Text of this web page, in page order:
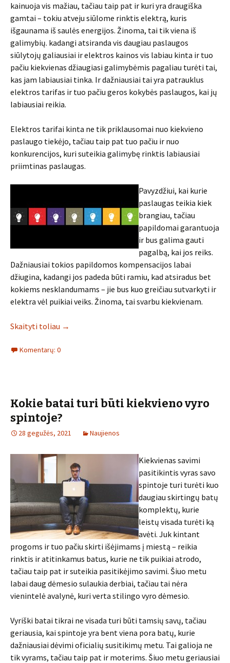
kainuoja vis mažiau, tačiau taip pat ir kuri yra draugiška
gamtai – tokiu atveju siūlome rinktis elektrą, kuris
išgaunama iš saulės energijos. Žinoma, tai tik viena iš
galimybių. kadangi atsiranda vis daugiau paslaugos
siūlytojų galiausiai ir elektros kainos vis labiau kinta ir tuo
pačiu kiekvienas džiaugiasi galimybėmis pagaliau turėti tai,
kas jam labiausiai tinka. Ir dažniausiai tai yra patrauklus
elektros tarifas ir tuo pačiu geros kokybės paslaugos, kai jų
labiausiai reikia.
Elektros tarifai kinta ne tik priklausomai nuo kiekvieno
paslaugo tiekėjo, tačiau taip pat tuo pačiu ir nuo
konkurencijos, kuri suteikia galimybę rinktis labiausiai
priimtinas paslaugas.
Pavyzdžiui, kai kurie
paslaugas teikia kiek
brangiau, tačiau
papildomai garantuoja
ir bus galima gauti
pagalbą, kai jos reiks.
Dažniausiai tokios papildomos kompensacijos labai
džiugina, kadangi jos padeda būti ramiu, kad atsiradus bet
kokiems nesklandumams – jie bus kuo greičiau sutvarkyti ir
elektra vėl puikiai veiks. Žinoma, tai svarbu kiekvienam.
Skaityti toliau →
Komentarų: 0
Kokie batai turi būti kiekvieno vyro
spintoje?
28 gegužės, 2021 Naujienos
Kiekvienas savimi
pasitikintis vyras savo
spintoje turi turėti kuo
daugiau skirtingų batų
komplektų, kurie
leistų visada turėti ką
avėti. Juk kintant
progoms ir tuo pačiu skirti išėjimams į miestą – reikia
rinktis ir atitinkamus batus, kurie ne tik puikiai atrodo,
tačiau taip pat ir suteikia pasitikėjimo savimi. Šiuo metu
labai daug dėmesio sulaukia derbiai, tačiau tai nėra
vienintelė avalynė, kuri verta stilingo vyro dėmesio.
Vyriški batai tikrai ne visada turi būti tamsių savų, tačiau
geriausia, kai spintoje yra bent viena pora batų, kurie
dažniausiai dėvimi oficialių susitikimų metu. Tai galioja ne
tik vyrams, tačiau taip pat ir moterims. Šiuo metu geriausiai